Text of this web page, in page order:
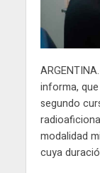
informa,
segundo
modalidad
cuya